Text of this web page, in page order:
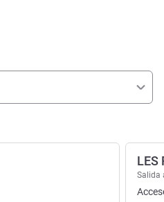
LES
Salida